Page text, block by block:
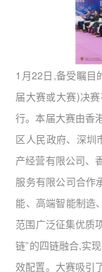
1月22日,备受瞩目
届大赛或大赛)决
行。本届大赛由香
区人民政府、深圳
产经营有限公司、
服务有限公司合作
能、高端智能制造
范围广泛征集优质
链”的四链融合,实
效配置。大赛吸引